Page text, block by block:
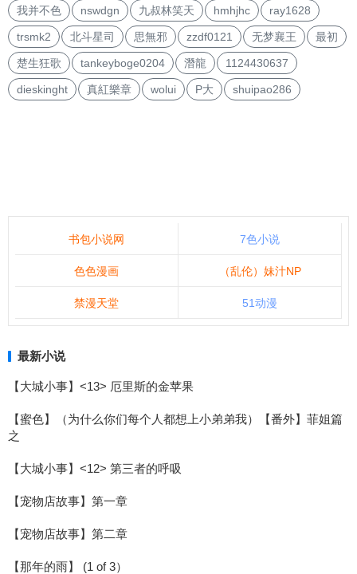
我并不色 nswdgn 九叔林笑天 hmhjhc ray1628
trsmk2 北斗星司 思無邪 zzdf0121 无梦襄王 最初
楚生狂歌 tankeyboge0204 潛龍 1124430637
dieskinght 真紅樂章 wolui P大 shuipao286
书包小说网 7色小说
色色漫画 （乱伦）妹汁NP
禁漫天堂 51动漫
最新小说
【大城小事】<13> 厄里斯的金苹果
【蜜色】（为什么你们每个人都想上小弟弟我）【番外】菲姐篇
之
【大城小事】<12> 第三者的呼吸
【宠物店故事】第一章
【宠物店故事】第二章
【那年的雨】 (1 of 3）